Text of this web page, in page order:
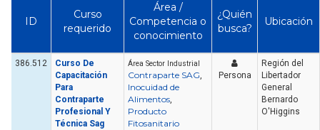
ID
Curso
requerido
Área /
Competencia o
conocimiento
¿Quién
busca?
Ubicación
386.512
Curso De
Capacitación
Para
Contraparte
Profesional Y
Técnica Sag
Área Sector Industrial
Contraparte SAG,
Inocuidad de
Alimentos,
Producto
Fitosanitario
Persona
Región del
Libertador
General
Bernardo
O'Higgins